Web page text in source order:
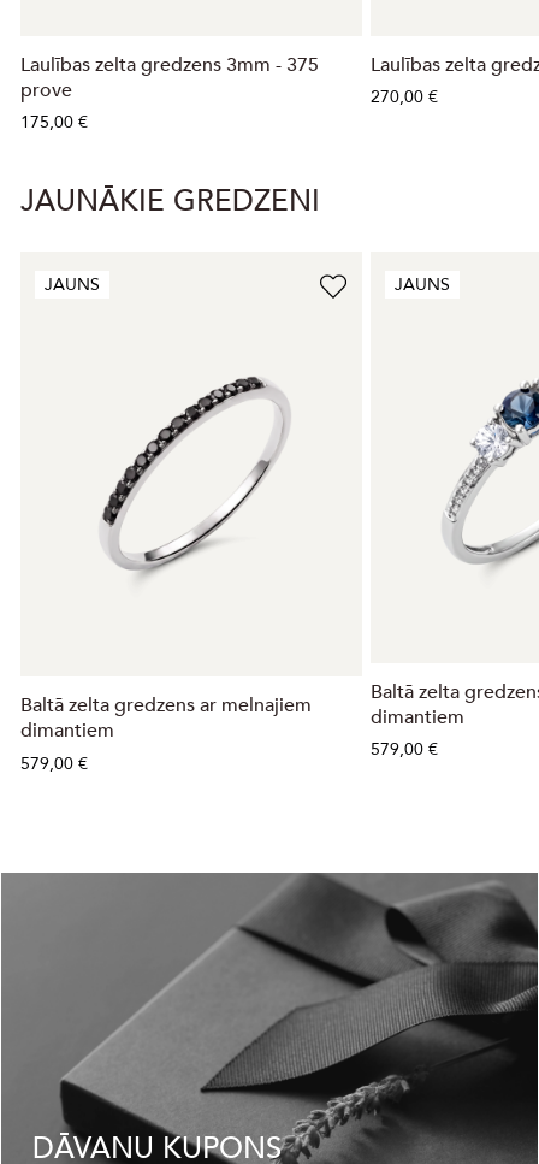
Laulības zelta gredzens 3mm - 375
prove
175,00 €
Laulības zelta
270,00 €
JAUNĀKIE GREDZENI
JAUNS
Baltā zelta gredzens ar melnajiem
dimantiem
579,00 €
JAUNS
Baltā zelta
dimantiem
579,00 €
DĀVANU KUPONS